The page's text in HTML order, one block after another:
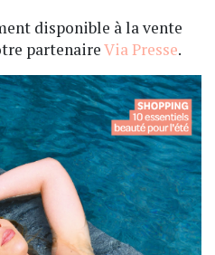
disponible à la vente
partenaireVia Presse.